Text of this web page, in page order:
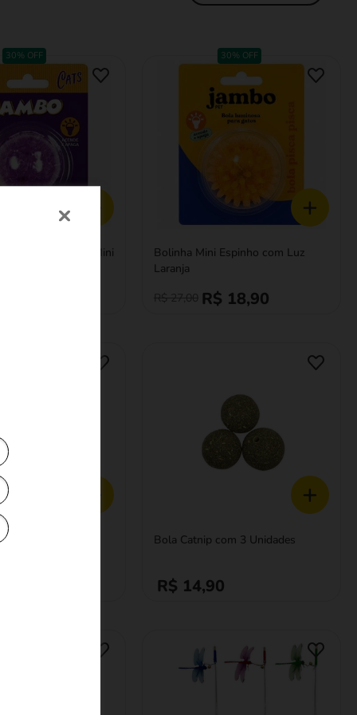
30% OFF
Jambo Roxo Mini
30% OFF
+
Bolinha Mini Espinho com Luz
Laranja
R$ 18,90
Gatos Pic
+
Bola Catnip com 3 Unidades
R$ 14,90